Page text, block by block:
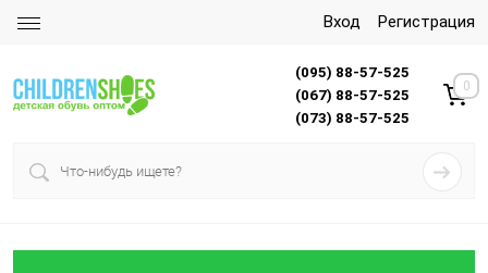
Вход Регистрация
(095) 88-57-525
(067) 88-57-525
(073) 88-57-525
0